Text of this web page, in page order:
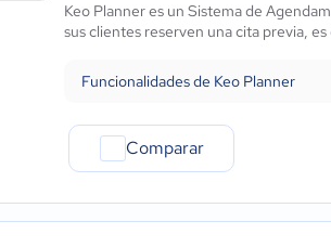
Keo Planner es un Sistema de
sus clientes reserven una cita previa,
Funcionalidades de Keo Planner
Comparar